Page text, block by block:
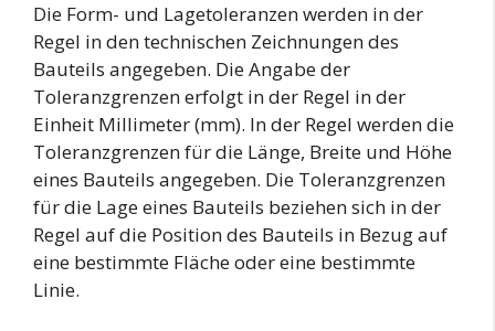
Die Form- und Lagetoleranzen werden in der
Regel in den technischen Zeichnungen des
Bauteils angegeben. Die Angabe der
Toleranzgrenzen erfolgt in der Regel in der
Einheit Millimeter (mm). In der Regel werden die
Toleranzgrenzen für die Länge, Breite und Höhe
eines Bauteils angegeben. Die Toleranzgrenzen
für die Lage eines Bauteils beziehen sich in der
Regel auf die Position des Bauteils in Bezug auf
eine bestimmte Fläche oder eine bestimmte
Linie.